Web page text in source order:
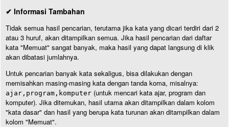
✔ Informasi Tambahan
Tidak semua hasil pencarian, terutama jika kata yang dicari terdiri dari 2
atau 3 huruf, akan ditampilkan semua. Jika hasil pencarian dari daftar
kata "Memuat" sangat banyak, maka hasil yang dapat langsung di klik
akan dibatasi jumlahnya.
Untuk pencarian banyak kata sekaligus, bisa dilakukan dengan
memisahkan masing-masing kata dengan tanda koma, misalnya:
ajar,program,komputer (untuk mencari kata ajar, program dan
komputer). Jika ditemukan, hasil utama akan ditampilkan dalam kolom
"kata dasar" dan hasil yang berupa kata turunan akan ditampilkan dalam
kolom "Memuat".